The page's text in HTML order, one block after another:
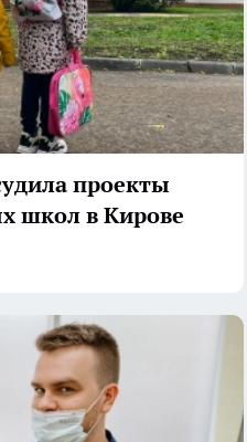
проекты
школ в Кирове